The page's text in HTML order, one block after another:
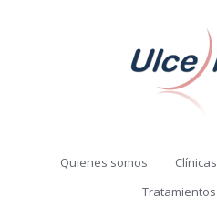
Quienes somos Clínicas
Tratamientos